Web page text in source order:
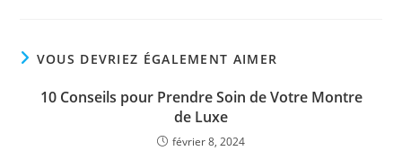
VOUS DEVRIEZ ÉGALEMENT AIMER
10 Conseils pour Prendre Soin de Votre Montre
de Luxe
février 8, 2024